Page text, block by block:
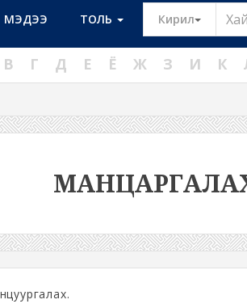
МЭДЭЭ ТОЛЬ Кирил Toggle
В Г Д Е Ё Ж З И К